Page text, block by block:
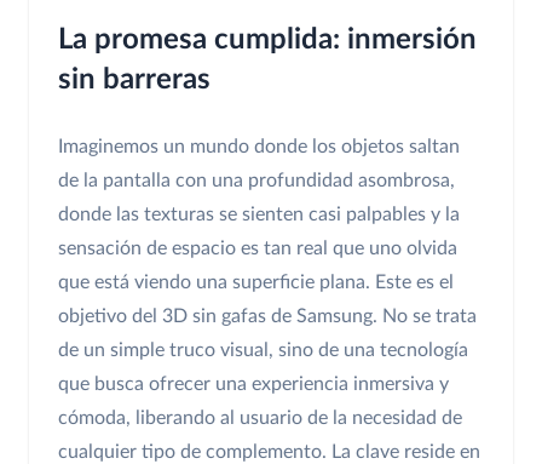
La promesa cumplida: inmersión
sin barreras
Imaginemos un mundo donde los objetos saltan
de la pantalla con una profundidad asombrosa,
donde las texturas se sienten casi palpables y la
sensación de espacio es tan real que uno olvida
que está viendo una superficie plana. Este es el
objetivo del 3D sin gafas de Samsung. No se trata
de un simple truco visual, sino de una tecnología
que busca ofrecer una experiencia inmersiva y
cómoda, liberando al usuario de la necesidad de
cualquier tipo de complemento. La clave reside en